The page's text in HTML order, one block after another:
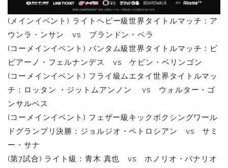
(メインイベント) ライトヘビー級世界タイトルマッチ：ア
ウンラ・ンサン vs ブランドン・ベラ
(コーメインイベント) バンタム級世界タイトルマッチ：ビ
ビアーノ・フェルナンデス vs ケビン・ベリンゴン
(コーメインイベント) フライ級ムエタイ世界タイトルマッ
チ： ロッタン ・ジットムアンノン vs ウォルター・ゴ
ンサルベス
(コーメインイベント) フェザー級キックボクシングワール
ドグランプリ決勝：ジョルジオ・ペトロシアン vs サミ
ー・サナ
(第7試合) ライト級： 青木 真也 vs ホノリオ・バナリオ